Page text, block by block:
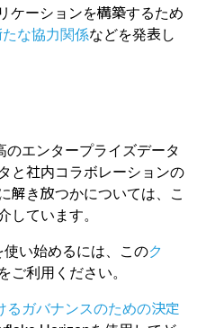
ケーションを構築するため
な協力関係などを発表し
のエンタープライズデータ
と社内コラボレーションの
解き放つかについては、こ
しています。
い始めるには、このク
をご利用ください。
るガバナンスのための決定